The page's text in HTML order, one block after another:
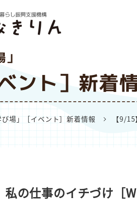
ント］新着
び場」［イベント］新着情報 【9/
私の仕事のイチづけ［